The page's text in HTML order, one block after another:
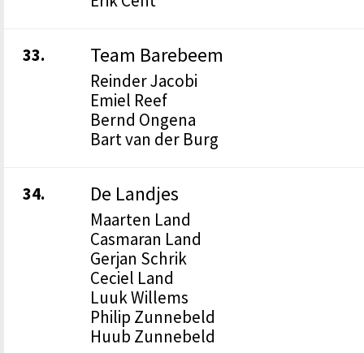
33. Team Barebeem
Reinder Jacobi
Emiel Reef
Bernd Ongena
Bart van der Burg
34. De Landjes
Maarten Land
Casmaran Land
Gerjan Schrik
Ceciel Land
Luuk Willems
Philip Zunnebeld
Huub Zunnebeld